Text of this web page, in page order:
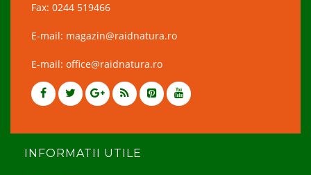
Fax: 0244 519466
E-mail: magazin@raidnatura.ro
E-mail: office@raidnatura.ro
INFORMATII UTILE